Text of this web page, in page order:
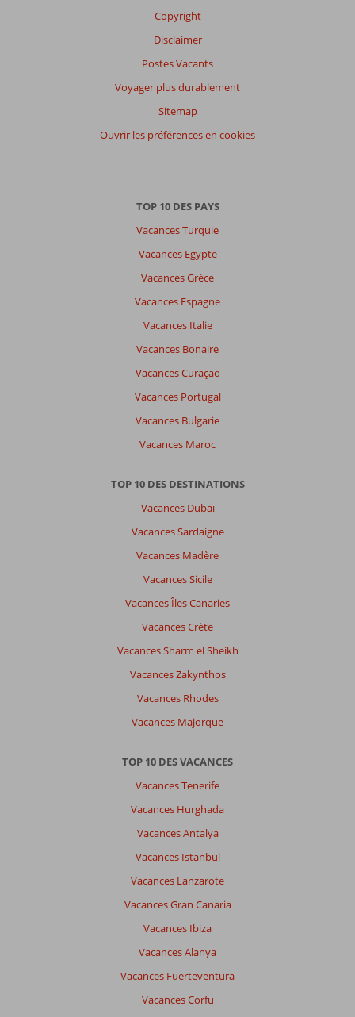
Copyright
Disclaimer
Postes Vacants
Voyager plus durablement
Sitemap
Ouvrir les préférences en cookies
TOP 10 DES PAYS
Vacances Turquie
Vacances Egypte
Vacances Grèce
Vacances Espagne
Vacances Italie
Vacances Bonaire
Vacances Curaçao
Vacances Portugal
Vacances Bulgarie
Vacances Maroc
TOP 10 DES DESTINATIONS
Vacances Dubaï
Vacances Sardaigne
Vacances Madère
Vacances Sicile
Vacances Îles Canaries
Vacances Crète
Vacances Sharm el Sheikh
Vacances Zakynthos
Vacances Rhodes
Vacances Majorque
TOP 10 DES VACANCES
Vacances Tenerife
Vacances Hurghada
Vacances Antalya
Vacances Istanbul
Vacances Lanzarote
Vacances Gran Canaria
Vacances Ibiza
Vacances Alanya
Vacances Fuerteventura
Vacances Corfu